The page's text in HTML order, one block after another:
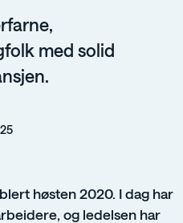
med solid
høsten 2020. I dag har
og ledelsen har